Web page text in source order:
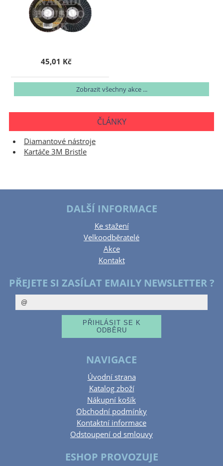
45,01 Kč
Zobrazit všechny akce ...
ČLÁNKY
Diamantové nástroje
Kartáče 3M Bristle
DALŠÍ INFORMACE
Ke stažení
Velkoodběratelé
Akce
Kontakt
PŘEJETE SI ZASÍLAT EMAILY NEWSLETTER ?
NAVIGACE
Úvodní strana
Katalog zboží
Nákupní košík
Obchodní podmínky
Kontaktní informace
Odstoupení od smlouvy
ESHOP PROVOZUJE